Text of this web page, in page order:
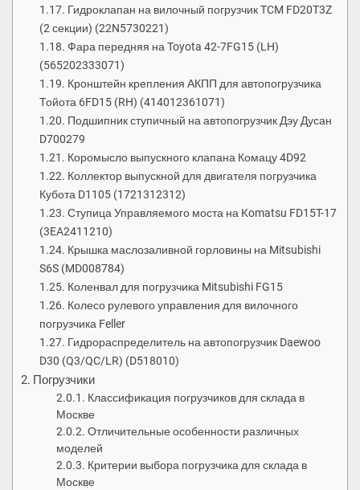
Гидроклапан на вилочный погрузчик TCM FD20T3Z
(2 секции) (22N5730221)
Фара передняя на Toyota 42-7FG15 (LH)
(565202333071)
Кронштейн крепления АКПП для автопогрузчика
Тойота 6FD15 (RH) (414012361071)
Подшипник ступичный на автопогрузчик Дэу Дусан
D700279
Коромысло выпускного клапана Комацу 4D92
Коллектор выпускной для двигателя погрузчика
Кубота D1105 (1721312312)
Ступица Управляемого моста на Komatsu FD15T-17
(3EA2411210)
Крышка маслозаливной горловины на Mitsubishi
S6S (MD008784)
Коленвал для погрузчика Mitsubishi FG15
Колесо рулевого управления для вилочного
погрузчика Feller
Гидрораспределитель на автопогрузчик Daewoo
D30 (Q3/QC/LR) (D518010)
Погрузчики
Классификация погрузчиков для склада в
Москве
Отличительные особенности различных
моделей
Критерии выбора погрузчика для склада в
Москве